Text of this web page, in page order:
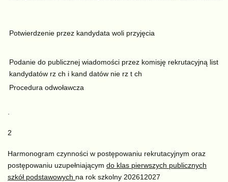
Potwierdzenie przez kandydata woli przyjęcia
Podanie do publicznej wiadomości przez komisję rekrutacyjną list
kandydatów rz ch i kand datów nie rz t ch
Procedura odwoławcza
2
Harmonogram czynności w postępowaniu rekrutacyjnym oraz
postępowaniu uzupełniającym do klas pierwszych publicznych
szkół podstawowych na rok szkolny 202612027